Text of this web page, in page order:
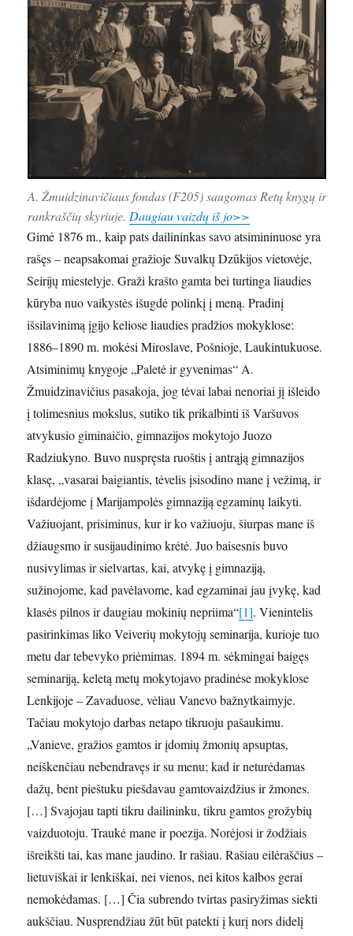
A. Žmuidzinavičiaus fondas (F205) saugomas Retų knygų ir
rankraščių skyriuje. Daugiau vaizdų iš jo>>
Gimė 1876 m., kaip pats dailininkas savo atsimininuose yra
rašęs – neapsakomai gražioje Suvalkų Dzūkijos vietovėje,
Seirijų miestelyje. Graži krašto gamta bei turtinga liaudies
kūryba nuo vaikystės išugdė polinkį į meną. Pradinį
išsilavinimą įgijo keliose liaudies pradžios mokyklose:
1886–1890 m. mokėsi Miroslave, Pošnioje, Laukintukuose.
Atsiminimų knygoje „Paletė ir gyvenimas“ A.
Žmuidzinavičius pasakoja, jog tėvai labai nenoriai jį išleido
į tolimesnius mokslus, sutiko tik prikalbinti iš Varšuvos
atvykusio giminaičio, gimnazijos mokytojo Juozo
Radziukyno. Buvo nuspręsta ruoštis į antrąją gimnazijos
klasę, „vasarai baigiantis, tėvelis įsisodino mane į vežimą, ir
išdardėjome į Marijampolės gimnaziją egzaminų laikyti.
Važiuojant, prisiminus, kur ir ko važiuoju, šiurpas mane iš
džiaugsmo ir susijaudinimo krėtė. Juo baisesnis buvo
nusivylimas ir sielvartas, kai, atvykę į gimnaziją,
sužinojome, kad pavėlavome, kad egzaminai jau įvykę, kad
klasės pilnos ir daugiau mokinių nepriima“[1]. Vienintelis
pasirinkimas liko Veiverių mokytojų seminarija, kurioje tuo
metu dar tebevyko priėmimas. 1894 m. sėkmingai baigęs
seminariją, keletą metų mokytojavo pradinėse mokyklose
Lenkijoje – Zavaduose, vėliau Vanevo bažnytkaimyje.
Tačiau mokytojo darbas netapo tikruoju pašaukimu.
„Vanieve, gražios gamtos ir įdomių žmonių apsuptas,
neiškenčiau nebendravęs ir su menu; kad ir neturėdamas
dažų, bent pieštuku piešdavau gamtovaizdžius ir žmones.
[…] Svajojau tapti tikru dailininku, tikru gamtos grožybių
vaizduotoju. Traukė mane ir poezija. Norėjosi ir žodžiais
išreikšti tai, kas mane jaudino. Ir rašiau. Rašiau eilėraščius –
lietuviškai ir lenkiškai, nei vienos, nei kitos kalbos gerai
nemokėdamas. […] Čia subrendo tvirtas pasiryžimas siekti
aukščiau. Nusprendžiau žūt būt patekti į kurį nors didelį